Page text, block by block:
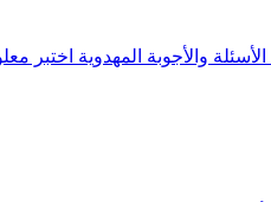
الأسئلة والأجوبة المهدوية اختبر